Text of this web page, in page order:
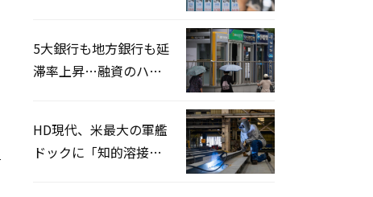
5大銀行も地方銀行も延
滞率上昇…融資のハー
HD現代、米最大の軍艦
ドックに「知的溶接」